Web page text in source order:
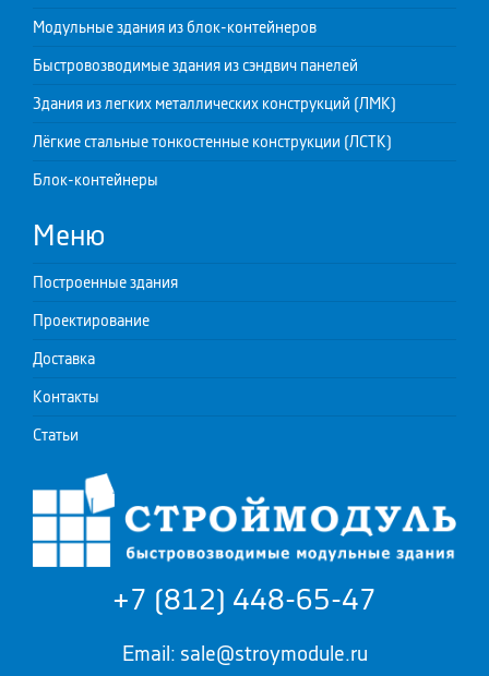
Модульные здания из блок-контейнеров
Быстровозводимые здания из сэндвич панелей
Здания из легких металлических конструкций (ЛМК)
Лёгкие стальные тонкостенные конструкции (ЛСТК)
Блок-контейнеры
Меню
Построенные здания
Проектирование
Доставка
Контакты
Статьи
+7 (812) 448-65-47
Email: sale@stroymodule.ru